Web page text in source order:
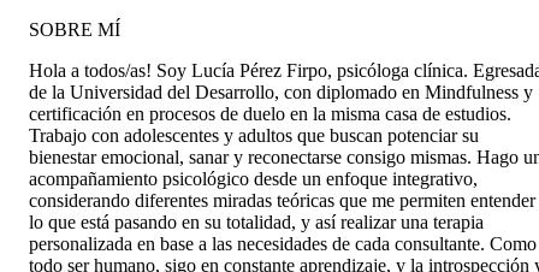
SOBRE MÍ
Hola a todos/as! Soy Lucía Pérez Firpo, psicóloga clínica.
de la Universidad del Desarrollo, con diplomado en Mindfulness y
certificación en procesos de duelo en la misma casa de estudios.
Trabajo con adolescentes y adultos que buscan potenciar su
bienestar emocional, sanar y reconectarse consigo mismas. Hago
acompañamiento psicológico desde un enfoque integrativo,
considerando diferentes miradas teóricas que me permiten entender
lo que está pasando en su totalidad, y así realizar una terapia
personalizada en base a las necesidades de cada consultante. Como
todo ser humano, sigo en constante aprendizaje, y la introspección